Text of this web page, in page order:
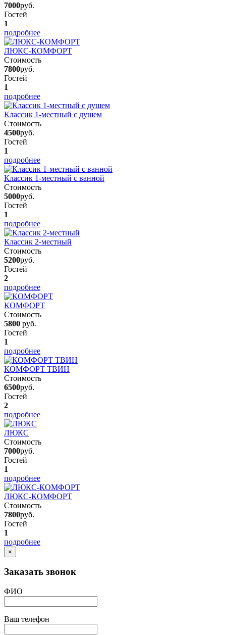
7000руб.
Гостей
1
подробнее
ЛЮКС-КОМФОРТ
Стоимость
7800руб.
Гостей
1
подробнее
Классик 1-местный с душем
Стоимость
4500руб.
Гостей
1
подробнее
Классик 1-местный с ванной
Стоимость
5000руб.
Гостей
1
подробнее
Классик 2-местный
Стоимость
5200руб.
Гостей
2
подробнее
КОМФОРТ
Стоимость
5800 руб.
Гостей
1
подробнее
КОМФОРТ ТВИН
Стоимость
6500руб.
Гостей
2
подробнее
ЛЮКС
Стоимость
7000руб.
Гостей
1
подробнее
ЛЮКС-КОМФОРТ
Стоимость
7800руб.
Гостей
1
подробнее
×
Заказать звонок
ФИО
Ваш телефон